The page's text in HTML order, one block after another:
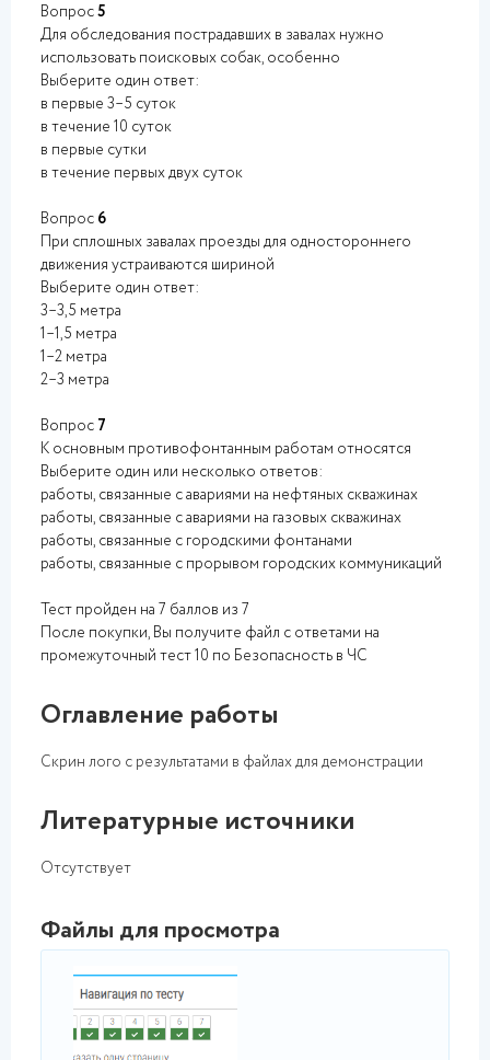
Вопрос5
Для обследования пострадавших в завалах нужно
использовать поисковых собак, особенно
Выберите один ответ:
в первые 3–5 суток
в течение 10 суток
в первые сутки
в течение первых двух суток
Вопрос 6
При сплошных завалах проезды для одностороннего
движения устраиваются шириной
Выберите один ответ:
3–3,5 метра
1–1,5 метра
1–2 метра
2–3 метра
Вопрос 7
К основным противофонтанным работам относятся
Выберите один или несколько ответов:
работы, связанные с авариями на нефтяных скважинах
работы, связанные с авариями на газовых скважинах
работы, связанные с городскими фонтанами
работы, связанные с прорывом городских коммуникаций
Тест пройден на 7 баллов из 7
После покупки, Вы получите файл с ответами на
промежуточный тест 10 по Безопасность в ЧС
Оглавление работы
Скрин лого с результатами в файлах для демонстрации
Литературные источники
Отсутствует
Файлы для просмотра
png